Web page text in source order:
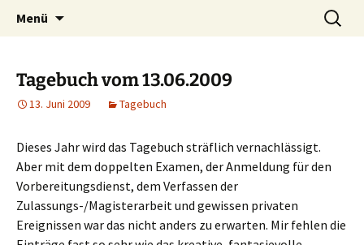
Timo Bader
Willkommen im Reich der Geschichten
Menü
Tagebuch vom 13.06.2009
13. Juni 2009 Tagebuch
Dieses Jahr wird das Tagebuch sträflich vernachlässigt.
Aber mit dem doppelten Examen, der Anmeldung für den
Vorbereitungsdienst, dem Verfassen der
Zulassungs-/Magisterarbeit und gewissen privaten
Ereignissen war das nicht anders zu erwarten. Mir fehlen die